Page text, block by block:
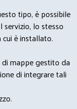
tipo, è possibile
lo stesso
è installato.
di mappe gestito da
di integrare tali